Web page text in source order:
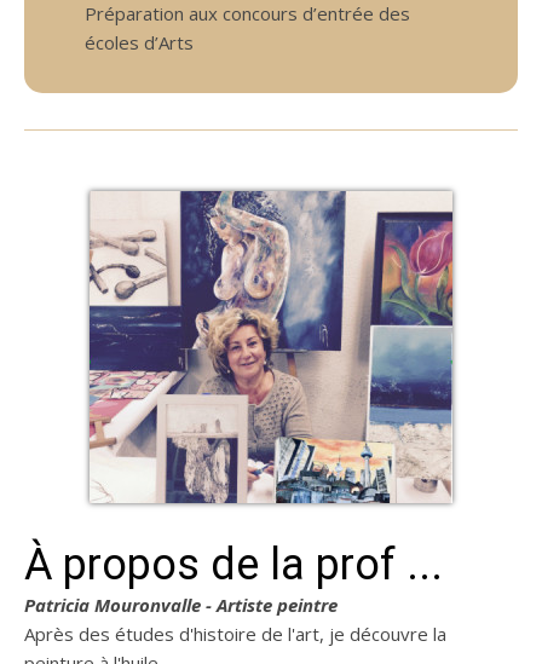
Préparation aux concours d’entrée des
écoles d’Arts
À propos de la prof ...
Patricia Mouronvalle - Artiste peintre
Après des études d'histoire de l'art, je découvre la